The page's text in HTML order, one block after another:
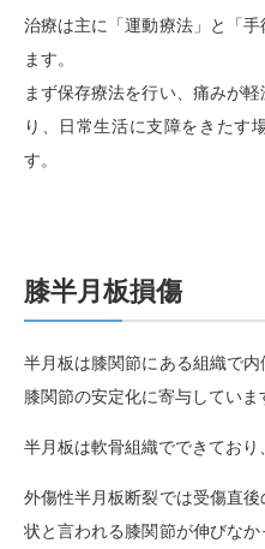
治療は主に「運動療法」と「
ます。
まず保存療法を行い、痛みが
り、日常生活に支障をきたす
す。
膝半月板損傷
半月板は膝関節にある組織で内
膝関節の安定化に寄与していま
半月板は軟骨組織でできており
外傷性半月板断裂では受傷直
状と言われる膝関節が伸びな